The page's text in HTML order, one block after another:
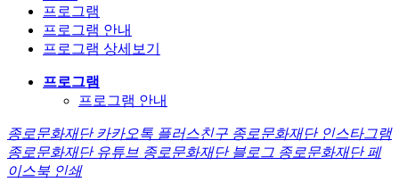
프로그램
프로그램 안내
프로그램 상세보기
프로그램
프로그램 안내
종로문화재단 카카오톡 플러스친구 종로문화재단 인스타그램
종로문화재단 유튜브 종로문화재단 블로그 종로문화재단 페
이스북 인쇄